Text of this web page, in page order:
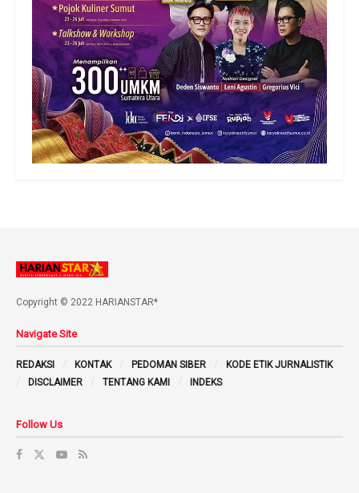
Copyright © 2022 HARIANSTAR*
Navigate Site
REDAKSI KONTAK PEDOMAN SIBER
KODE ETIK JURNALISTIK
DISCLAIMER
TENTANG KAMI INDEKS
Follow Us